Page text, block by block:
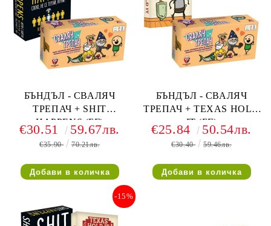
БЪНДЪЛ - СВАЛЯЧ
ТРЕПАЧ + SHIT
HAPPENS (БГ)
€30.51 59.67лв.
€35.90 70.21лв.
БЪНДЪЛ - СВАЛЯЧ
ТРЕПАЧ + TEXAS HOLD
IT (БГ)
€25.84 50.54лв.
€30.40 59.46лв.
-15%